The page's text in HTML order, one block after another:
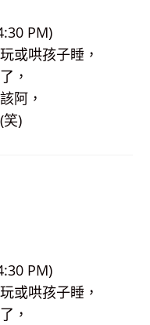
PM)
或哄孩子睡，
，
阿，
)
PM)
或哄孩子睡，
，